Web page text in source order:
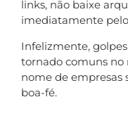
links, não baixe
imediatamente
Infelizmente,
tornado comuns no
nome de empresas
boa-fé.